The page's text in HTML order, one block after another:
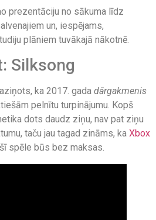
prezentāciju no sākuma līdz
un, iespējams,
plāniem tuvākajā nākotnē.
Silksong
ka 2017. gada dārgakmenis
pelnītu turpinājumu. Kopš
dots daudz ziņu, nav pat ziņu
taču jau tagad zināms, ka Xbox
spēle būs bez maksas.